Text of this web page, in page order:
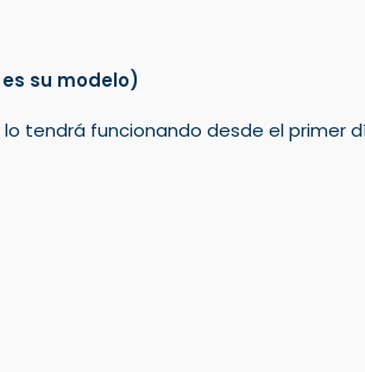
su modelo)
tendrá funcionando desde el primer